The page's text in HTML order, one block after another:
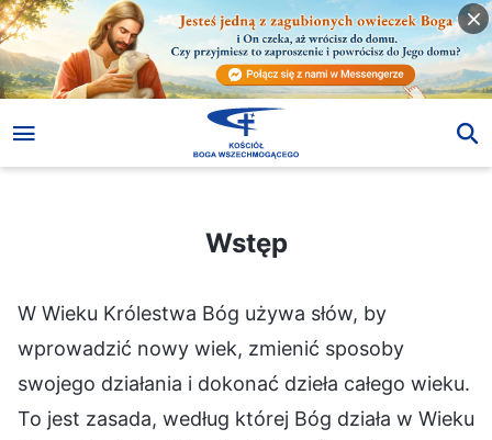
Wstęp
W Wieku Królestwa Bóg używa słów, by
wprowadzić nowy wiek, zmienić sposoby
swojego działania i dokonać dzieła całego wieku.
To jest zasada, według której Bóg działa w Wieku